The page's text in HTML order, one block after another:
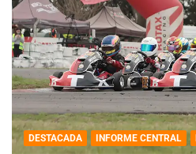
DESTACADA INFORME CENTRAL